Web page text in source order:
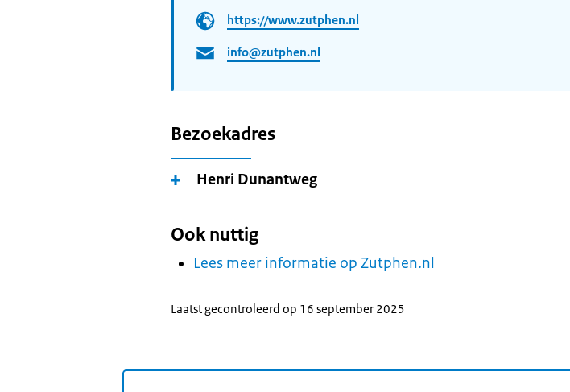
https://www.zutphen.nl
info@zutphen.nl
Bezoekadres
Henri Dunantweg
Ook nuttig
Lees meer informatie op Zutphen.nl
Laatst gecontroleerd op 16 september 2025